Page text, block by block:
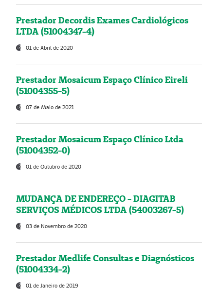
Prestador Decordis Exames Cardiológicos
LTDA (51004347-4)
01 de Abril de 2020
Prestador Mosaicum Espaço Clínico Eireli
(51004355-5)
07 de Maio de 2021
Prestador Mosaicum Espaço Clínico Ltda
(51004352-0)
01 de Outubro de 2020
MUDANÇA DE ENDEREÇO - DIAGITAB
SERVIÇOS MÉDICOS LTDA (54003267-5)
03 de Novembro de 2020
Prestador Medlife Consultas e Diagnósticos
(51004334-2)
01 de Janeiro de 2019